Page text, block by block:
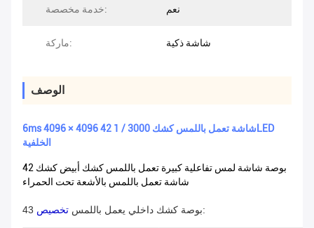
خدمة مخصصة: نعم
ماركة: شاشة ذكية
الوصف
6ms 4096 × 4096 42 شاشة تعمل باللمس كشك 3000 / 1LED
الخلفية
42 بوصة شاشة لمس تفاعلية كبيرة تعمل باللمس كشك أبيض كشك
شاشة تعمل باللمس بالأشعة تحت الحمراء
43 بوصة كشك داخلي يعمل باللمس تخصيص :